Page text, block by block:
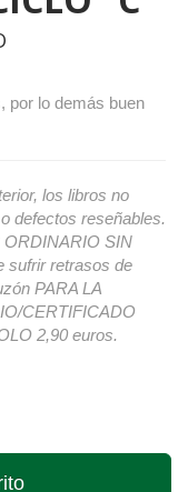
por lo demás buen
los libros no
defectos reseñables.
SIN
sufrir retrasos de
PARA LA
CERTIFICADO
2,90 euros.